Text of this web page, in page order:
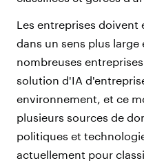
Les entreprises doivent
dans un sens plus large
nombreuses
solution d'IA
environnement, et ce
plusieurs sources de
politiques et
actuellement pour